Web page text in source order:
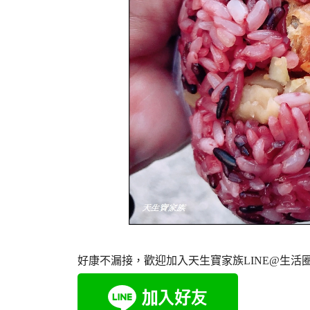
好康不漏接，歡迎加入天生寶家族LINE@生活